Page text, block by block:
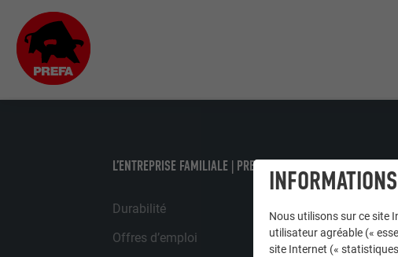
L’ENTREPRISE FAMILIALE | PREFA
Durabilité
Offres d’emploi
Nous utilisons sur ce site
utilisateur agréable («
site Internet («